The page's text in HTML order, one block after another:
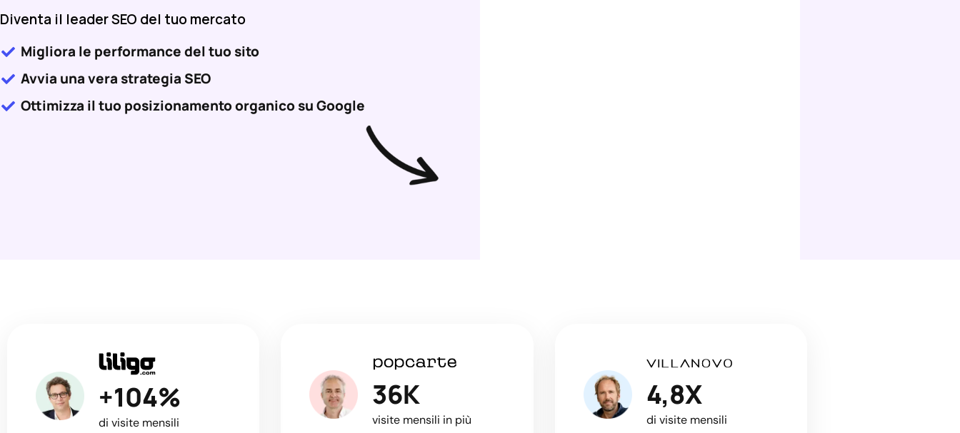
Diventa il leader SEO del tuo mercato
Migliora le performance del tuo sito
Avvia una vera strategia SEO
Ottimizza il tuo posizionamento organico su Google
+104%
di visite mensili
36K
visite mensili in più
4,8X
di visite mensili